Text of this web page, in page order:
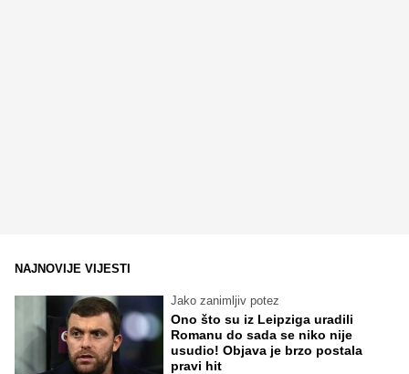
NAJNOVIJE VIJESTI
Jako zanimljiv potez
Ono što su iz Leipziga uradili
Romanu do sada se niko nije
usudio! Objava je brzo postala
pravi hit